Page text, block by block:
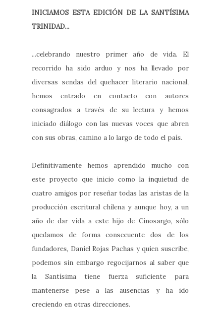
INICIAMOS ESTA EDICIÓN DE LA SANTÍSIMA
TRINIDAD...
...celebrando nuestro primer año de vida. El
recorrido ha sido arduo y nos ha llevado por
diversas sendas del quehacer literario nacional,
hemos entrado en contacto con autores
consagrados a través de su lectura y hemos
iniciado diálogo con las nuevas voces que abren
con sus obras, camino a lo largo de todo el país.
Definitivamente hemos aprendido mucho con
este proyecto que inicio como la inquietud de
cuatro amigos por reseñar todas las aristas de la
producción escritural chilena y aunque hoy, a un
año de dar vida a este hijo de Cinosargo, sólo
quedamos de forma consecuente dos de los
fundadores, Daniel Rojas Pachas y quien suscribe,
podemos sin embargo regocijarnos al saber que
la Santísima tiene fuerza suficiente para
mantenerse pese a las ausencias y ha ido
creciendo en otras direcciones.